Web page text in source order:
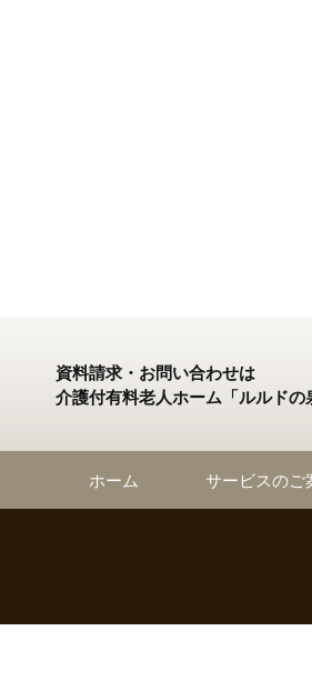
資料請求・お問い合わせは
介護付有料老人ホーム「ルルドの
ホーム サービスのご